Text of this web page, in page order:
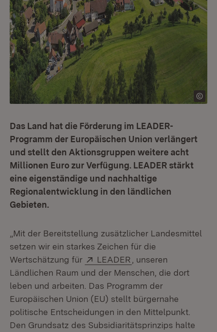
Das Land hat die Förderung im LEADER-
Programm der Europäischen Union verlängert
und stellt den Aktionsgruppen weitere acht
Millionen Euro zur Verfügung. LEADER stärkt
eine eigenständige und nachhaltige
Regionalentwicklung in den ländlichen
Gebieten.
„Mit der Bereitstellung zusätzlicher Landesmittel
setzen wir ein starkes Zeichen für die
Wertschätzung für
Extern:
LEADER (Öffnet in neuem
, unseren
Ländlichen Raum und der Menschen, die dort
leben und arbeiten. Das Programm der
Europäischen Union (EU) stellt bürgernahe
politische Entscheidungen in den Mittelpunkt.
Den Grundsatz des Subsidiaritätsprinzips halte